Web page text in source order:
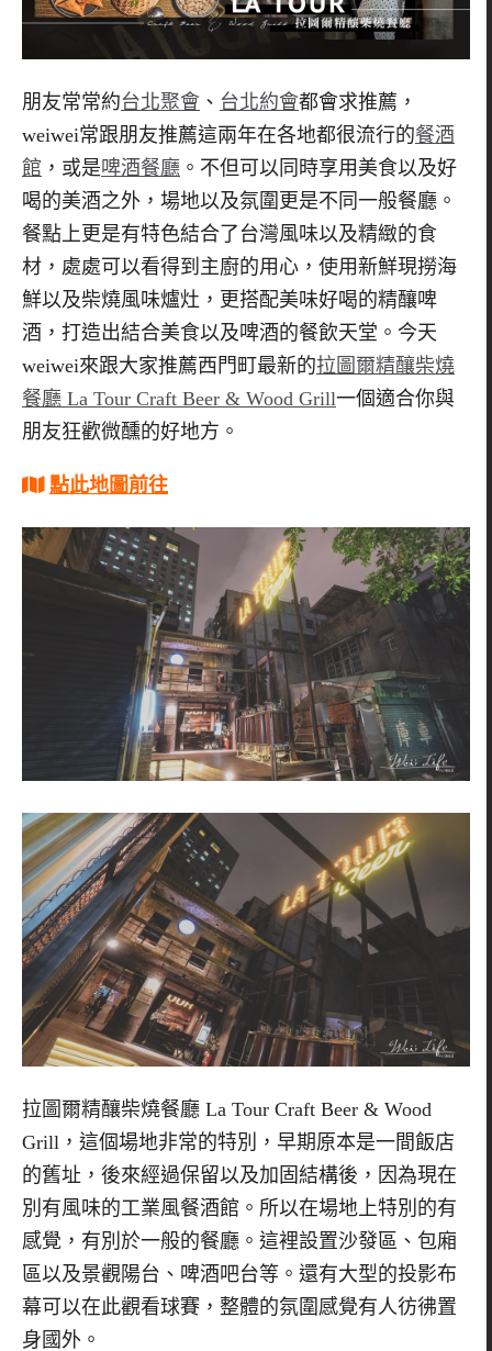
朋友常常約台北聚會 、 台北約會都會求推薦，
weiwei常跟朋友推薦這兩年在各地都很流行的餐酒
館 ，或是啤酒餐廳 。不但可以同時享用美食以及好
喝的美酒之外 ，場地以及氛圍更是不同一般餐廳。
餐點上更是有特色結合了台灣風味以及精緻的食
材，處處可以看得到主廚的用心，使用新鮮現撈海
鮮以及柴燒風味爐灶，更搭配美味好喝的精釀啤
酒，打造出結合美食以及啤酒的餐飲天堂。今天
weiwei來跟大家推薦西門町最新的拉圖爾精釀柴燒
餐廳 La Tour Craft Beer & Wood Grill一個適合你與
朋友狂歡微醺的好地方。
點此地圖前往
拉圖爾精釀柴燒餐廳 La Tour Craft Beer & Wood
Grill， 這個場地非常的特別，早期原本是一間飯店
的舊址，後來經過保留以及加固結構後，因為現在
別有風味的工業風餐酒館。所以在場地上特別的有
感覺，有別於一般的餐廳。這裡設置沙發區、包廂
區以及景觀陽台、啤酒吧台等。 還有大型的投影布
幕可以在此觀看球賽 ，整體的氛圍感覺有人彷彿置
身國外。